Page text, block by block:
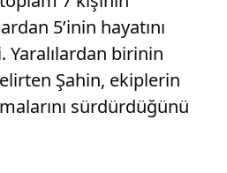
5’inin hayatını
birinin
Şahin, ekiplerin
sürdürdüğünü